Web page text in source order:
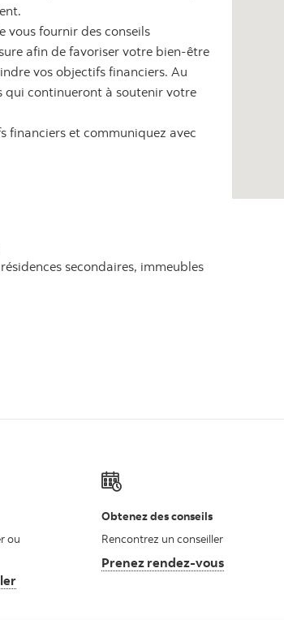
vous fournir des conseils
afin de favoriser votre bien-être
vos objectifs financiers. Au
qui continueront à soutenir votre
financiers et communiquez avec
secondaires, immeubles
ou
Obtenez des conseils
Rencontrez un conseiller
Prenez rendez-vous